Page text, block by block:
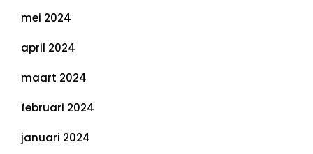
mei 2024
april 2024
maart 2024
februari 2024
januari 2024